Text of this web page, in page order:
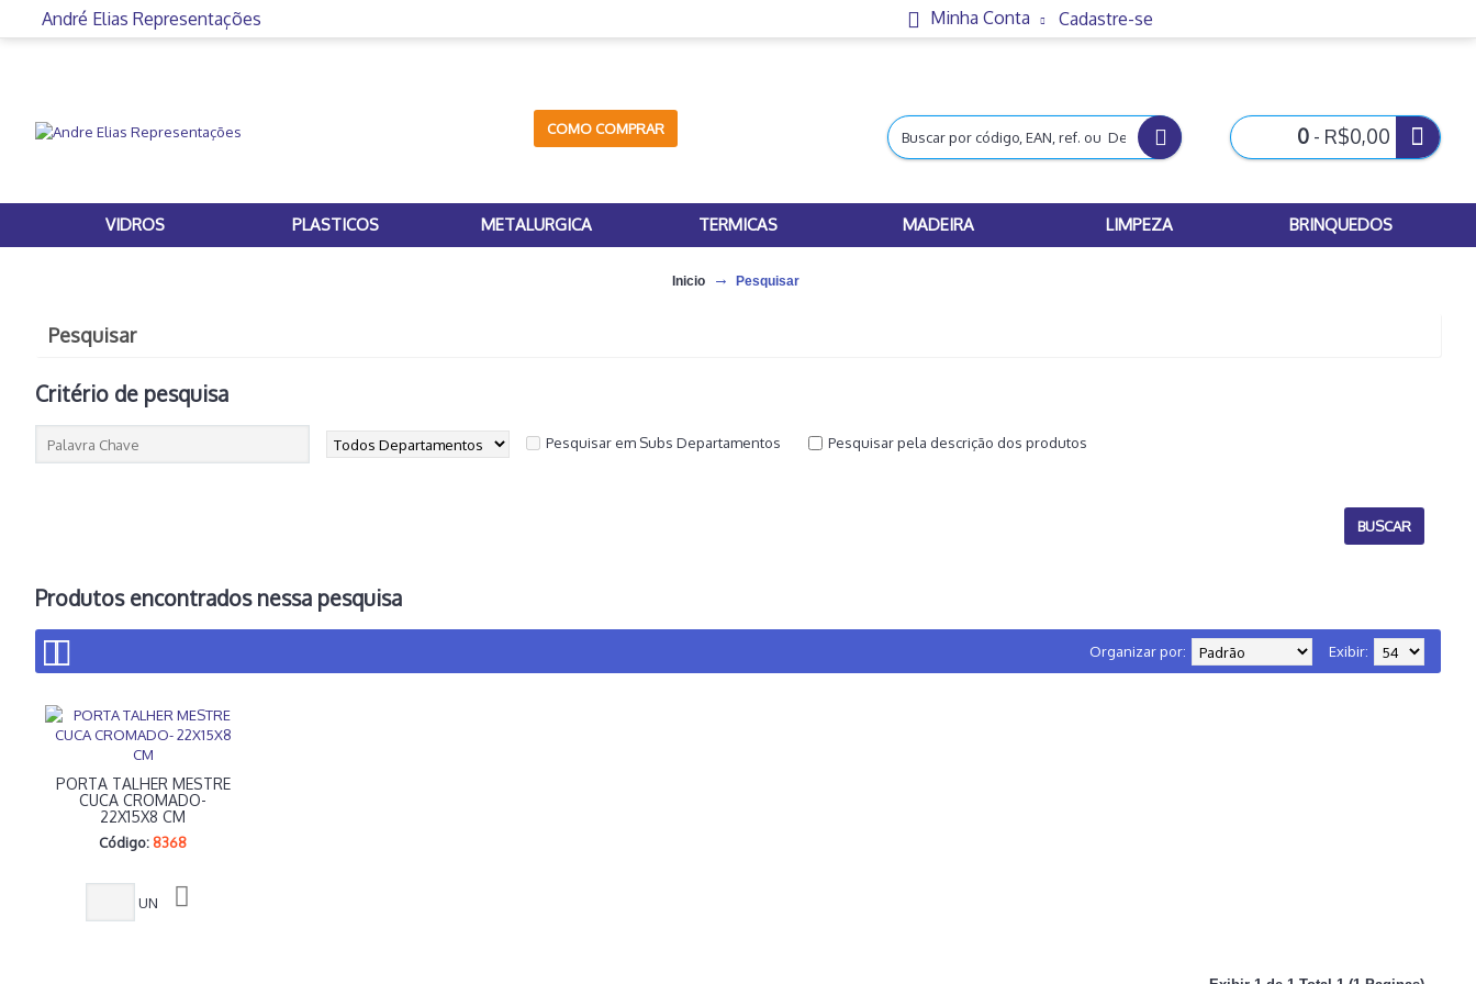
André Elias Representações Minha Conta Cadastre-se
COMO COMPRAR 0 - R$0,00
VIDROS PLASTICOS METALURGICA TERMICAS MADEIRA LIMPEZA BRINQUEDOS
Inicio Pesquisar
Pesquisar
Critério de pesquisa
Pesquisar em Subs Departamentos Pesquisar pela descrição dos produtos
Produtos encontrados nessa pesquisa
Exibir:
Organizar por:
PORTA TALHER MESTRE
CUCA CROMADO-
22X15X8 CM
Código: 8368
UN